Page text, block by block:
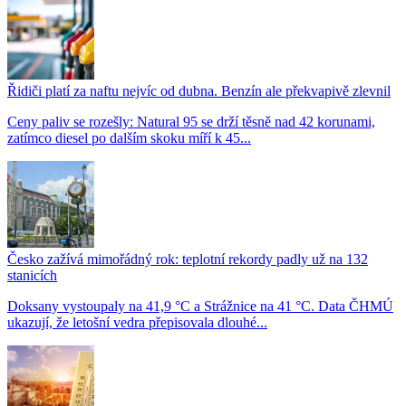
Řidiči platí za naftu nejvíc od dubna. Benzín ale překvapivě zlevnil
Ceny paliv se rozešly: Natural 95 se drží těsně nad 42 korunami,
zatímco diesel po dalším skoku míří k 45...
Česko zažívá mimořádný rok: teplotní rekordy padly už na 132
stanicích
Doksany vystoupaly na 41,9 °C a Strážnice na 41 °C. Data ČHMÚ
ukazují, že letošní vedra přepisovala dlouhé...